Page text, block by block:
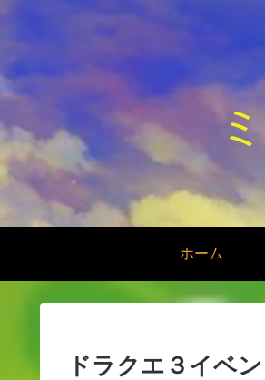
ホーム
ドラクエ３イベ